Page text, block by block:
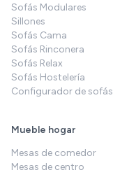
Sofás Modulares
Sillones
Sofás Cama
Sofás Rinconera
Sofás Relax
Sofás Hostelería
Configurador de sofás
Mueble hogar
Mesas de comedor
Mesas de centro